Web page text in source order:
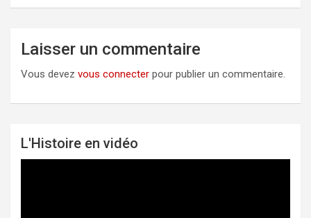
Laisser un commentaire
Vous devez vous connecter pour publier un commentaire.
L'Histoire en vidéo